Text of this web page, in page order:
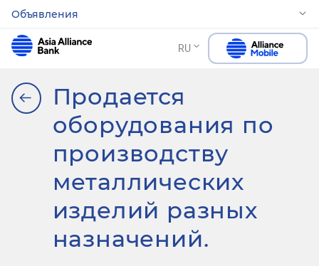
Объявления
RU
Продается
оборудования по
производству
металлических
изделий разных
назначений.